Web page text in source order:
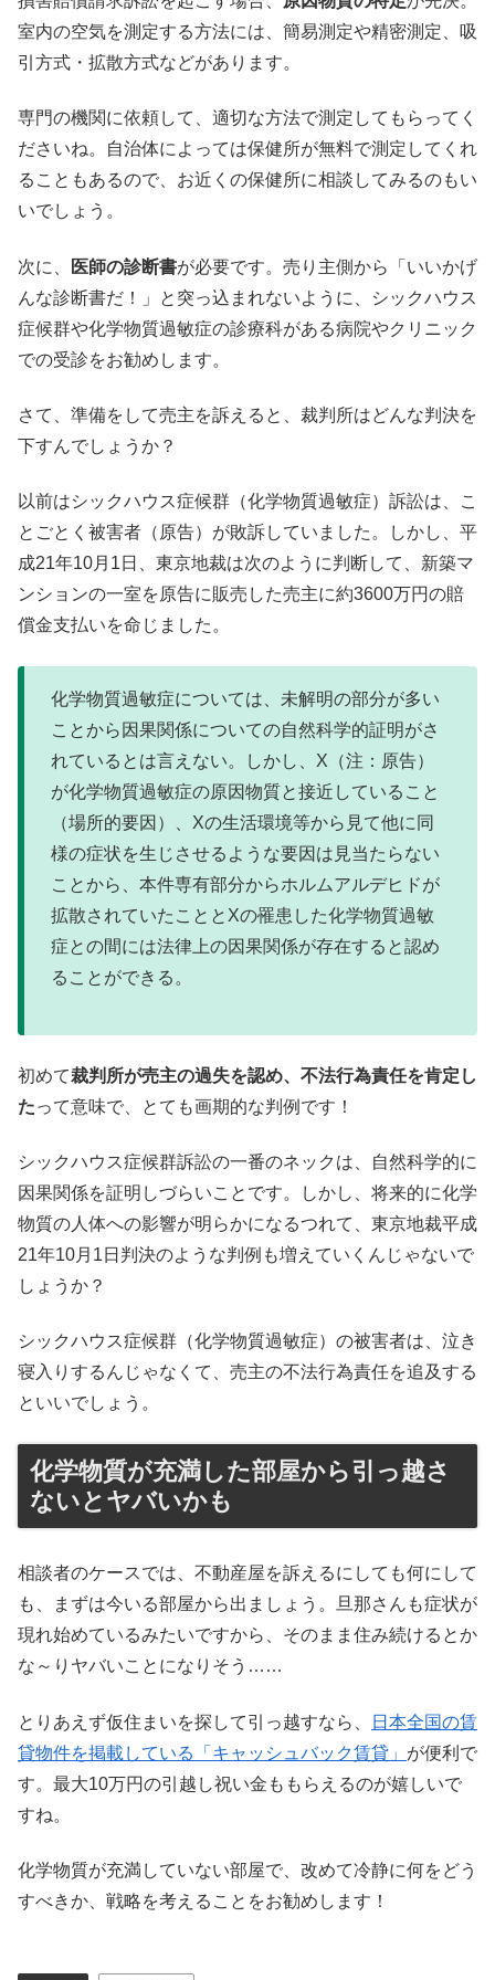
室内の空気を測定する方法には、簡易測定や精密測定、吸
引方式・拡散方式などがあります。
専門の機関に依頼して、適切な方法で測定してもらってく
ださいね。自治体によっては保健所が無料で測定してくれ
ることもあるので、お近くの保健所に相談してみるのもい
いでしょう。
次に、 医師の診断書が必要です。売り主側から「いいかげ
んな診断書だ！」と突っ込まれないように、シックハウス
症候群や化学物質過敏症の診療科がある病院やクリニック
での受診をお勧めします。
さて、準備をして売主を訴えると、裁判所はどんな判決を
下すんでしょうか？
以前はシックハウス症候群（化学物質過敏症）訴訟は、こ
とごとく被害者（原告）が敗訴していました。しかし、平
成21年10月1日、東京地裁は次のように判断して、新築マ
ンションの一室を原告に販売した売主に約3600万円の賠
償金支払いを命じました。
化学物質過敏症については、未解明の部分が多い
ことから因果関係についての自然科学的証明がさ
れているとは言えない。しかし、X（注：原告）
が化学物質過敏症の原因物質と接近していること
（場所的要因）、Xの生活環境等から見て他に同
様の症状を生じさせるような要因は見当たらない
ことから、本件専有部分からホルムアルデヒドが
拡散されていたこととXの罹患した化学物質過敏
症との間には法律上の因果関係が存在すると認め
ることができる。
初めて裁判所が売主の過失を認め、不法行為責任を肯定し
たって意味で、とても画期的な判例です！
シックハウス症候群訴訟の一番のネックは、自然科学的に
因果関係を証明しづらいことです。しかし、将来的に化学
物質の人体への影響が明らかになるつれて、東京地裁平成
21年10月1日判決のような判例も増えていくんじゃないで
しょうか？
シックハウス症候群（化学物質過敏症）の被害者は、泣き
寝入りするんじゃなくて、売主の不法行為責任を追及する
といいでしょう。
化学物質が充満した部屋から引っ越さ
ないとヤバいかも
相談者のケースでは、不動産屋を訴えるにしても何にして
も、まずは今いる部屋から出ましょう。旦那さんも症状が
現れ始めているみたいですから、そのまま住み続けるとか
な～りヤバいことになりそう……
とりあえず仮住まいを探して引っ越すなら、
日本全国の賃
貸物件を掲載している「キャッシュバック賃貸」 が便利で
す。最大10万円の引越し祝い金ももらえるのが嬉しいで
すね。
化学物質が充満していない部屋で、改めて冷静に何をどう
すべきか、戦略を考えることをお勧めします！